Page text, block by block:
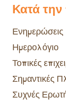
Κατά
Ενημερώσεις
Ημερολόγιο
Τοπικές
Σημαντικές
Συχνές